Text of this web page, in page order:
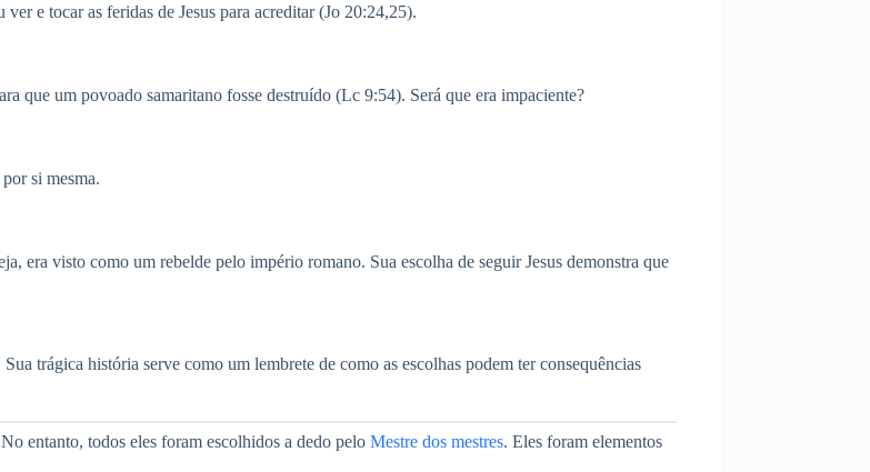
e tocar as feridas de Jesus para acreditar (Jo 20:24,25).
que um povoado samaritano fosse destruído (Lc 9:54). Será que era impaciente?
si mesma.
era visto como um rebelde pelo império romano. Sua escolha de seguir Jesus demonstra que
trágica história serve como um lembrete de como as escolhas podem ter consequências
entanto, todos eles foram escolhidos a dedo pelo Mestre dos mestres. Eles foram elementos